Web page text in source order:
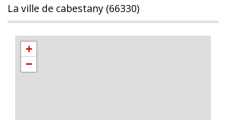
la ville de cabestany (66330)
+
−